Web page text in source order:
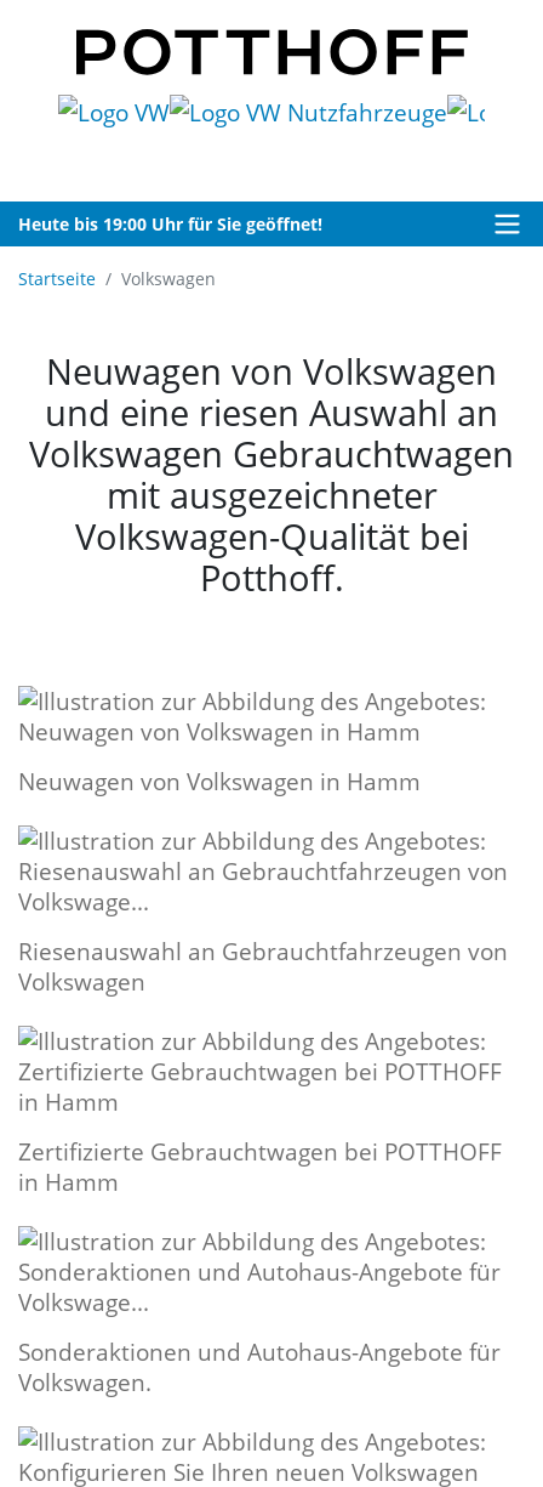
Heute bis 19:00 Uhr für Sie geöffnet!
Startseite Volkswagen
Neuwagen von Volkswagen
und eine riesen Auswahl an
Volkswagen Gebrauchtwagen
mit ausgezeichneter
Volkswagen-Qualität bei
Potthoff.
Neuwagen von Volkswagen in Hamm
Riesenauswahl an Gebrauchtfahrzeugen von
Volkswagen
Zertifizierte Gebrauchtwagen bei POTTHOFF
in Hamm
Sonderaktionen und Autohaus-Angebote für
Volkswagen.